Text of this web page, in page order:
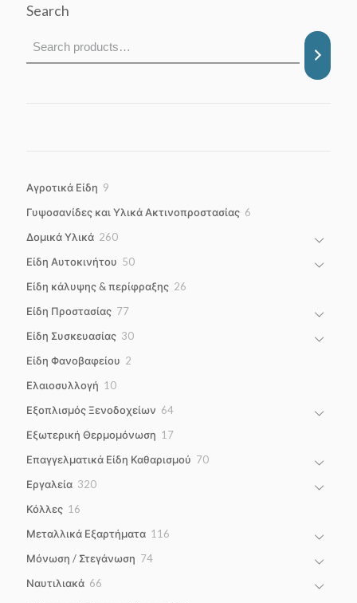
Search
Αγροτικά Είδη 9
Γυψοσανίδες και Υλικά Ακτινοπροστασίας 6
Δομικά Υλικά 260260
Είδη Αυτοκινήτου 5050
Είδη κάλυψης & περίφραξης 26
Είδη Προστασίας 7777
Είδη Συσκευασίας 3030
Είδη Φανοβαφείου 2
Ελαιοσυλλογή 1010
Εξοπλισμός Ξενοδοχείων 6464
Εξωτερική Θερμομόνωση 1717
Επαγγελματικά Είδη Καθαρισμού 7070
Εργαλεία 320320
Κόλλες 16
Μεταλλικά Εξαρτήματα 116
Μόνωση / Στεγάνωση 7474
Ναυτιλιακά 66